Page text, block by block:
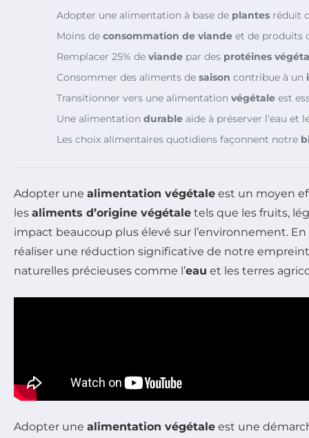
Adopter une alimentation à base de plantes réduit
Moins de consommation de viande et de produits
Remplacer 25% de viande par des protéines
Consommer des aliments de saison contribue à un
Transitionner vers une alimentation végétale est
Une alimentation durable aide à préserver l’eau et
Les choix alimentaires quotidiens façonnent notre
Adopter une alimentation végétale est un moyen
les aliments d’origine végétale tels que les fruits,
impact beaucoup plus élevé sur l’environnement.
réaliser une réduction significative de notre
naturelles précieuses comme l’eau et les terres
Adopter une alimentation végétale est une